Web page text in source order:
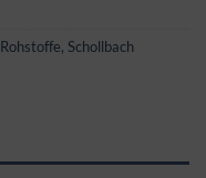
Rohstoffe, Schollbach